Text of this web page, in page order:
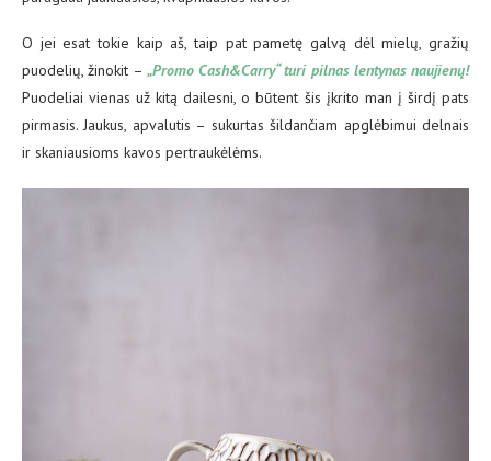
O jei esat tokie kaip aš, taip pat pametę galvą dėl mielų, gražių
puodelių, žinokit – „Promo Cash&Carry“ turi pilnas lentynas naujienų!
Puodeliai vienas už kitą dailesni, o būtent šis įkrito man į širdį pats
pirmasis. Jaukus, apvalutis – sukurtas šildančiam apglėbimui delnais
ir skaniausioms kavos pertraukėlėms.